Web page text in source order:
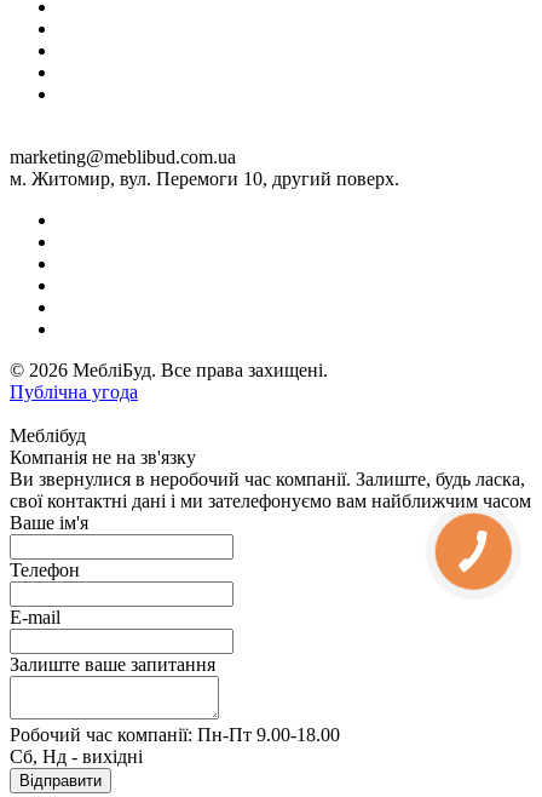
marketing@meblibud.com.ua
м. Житомир, вул. Перемоги 10, другий поверх.
© 2026 МебліБуд. Все права захищені.
Публічна угода
Меблібуд
Компанія не на зв'язку
Ви звернулися в неробочий час компанії. Залиште, будь ласка,
свої контактні дані і ми зателефонуємо вам найближчим часом
Ваше ім'я
Телефон
E-mail
Залиште ваше запитання
Робочий час компанії: Пн-Пт 9.00-18.00
Сб, Нд - вихідні